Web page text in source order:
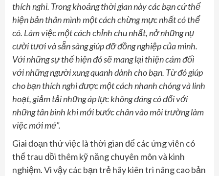
thích nghi. Trong khoảng thời gian này các bạn cứ thể
hiện bản thân mình một cách chừng mực nhất có thể
có. Làm việc một cách chỉnh chu nhất, nở những nụ
cười tươi và sẵn sàng giúp đỡ đồng nghiệp của mình.
Với những sự thể hiện đó sẽ mang lại thiện cảm đối
với những người xung quanh dành cho bạn. Từ đó giúp
cho bạn thích nghi được một cách nhanh chóng và linh
hoạt, giảm tải những áp lực không đáng có đối với
những tân binh khi mới bước chân vào môi trường làm
việc mới mẻ”.
Giai đoạn thử việc là thời gian để các ứng viên có
thể trau dồi thêm kỹ năng chuyên môn và kinh
nghiệm. Vì vậy các bạn trẻ hãy kiên trì nâng cao bản